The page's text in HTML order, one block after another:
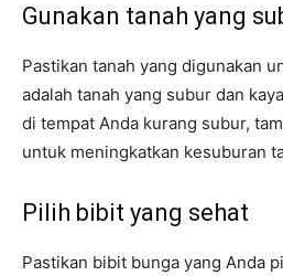
Gunakan tanah yang
Pastikan tanah yang digunakan
adalah tanah yang subur dan
di tempat Anda kurang subur,
untuk meningkatkan kesuburan
Pilih bibit yang sehat
Pastikan bibit bunga yang Anda